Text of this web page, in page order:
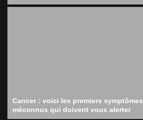
Cancer : voici les premiers symptômes
méconnus qui doivent vous alerter